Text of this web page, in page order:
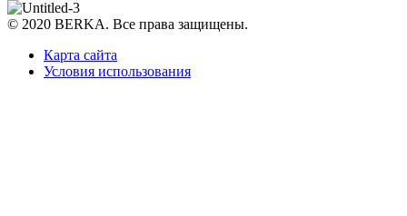
© 2020 BERKA. Все права защищены.
Карта сайта
Условия использования